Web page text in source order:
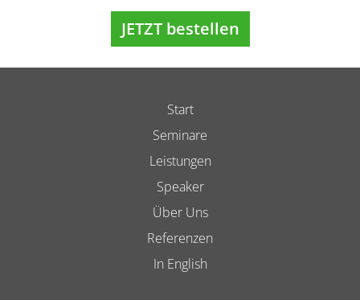
JETZT bestellen
Start
Seminare
Leistungen
Speaker
Über Uns
Referenzen
In English